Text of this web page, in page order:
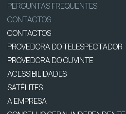
PERGUNTAS FREQUENTES
CONTACTOS
CONTACTOS
PROVEDORA DO TELESPECTADOR
PROVEDORA DO OUVINTE
ACESSIBILIDADES
SATÉLITES
A EMPRESA